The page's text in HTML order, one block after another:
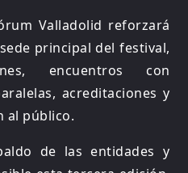
Valladolid reforzará
principal del festival,
encuentros con
acreditaciones y
al público.
de las entidades y